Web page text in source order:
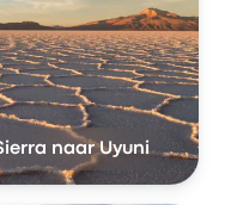
naar Uyuni